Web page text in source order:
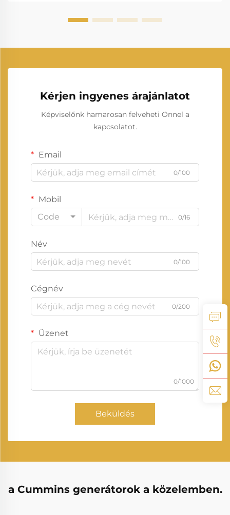
Kérjen ingyenes árajánlatot
Képviselőnk hamarosan felveheti Önnel a
kapcsolatot.
Email
0/100
Mobil
Code
0/16
Név
0/100
Cégnév
0/200
Üzenet
0/1000
Beküldés
a Cummins generátorok a közelemben.